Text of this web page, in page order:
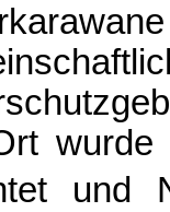
wurde
und